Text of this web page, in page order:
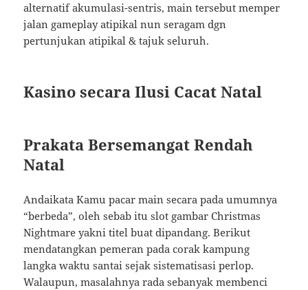
alternatif akumulasi-sentris, main tersebut memper
jalan gameplay atipikal nun seragam dgn
pertunjukan atipikal & tajuk seluruh.
Kasino secara Ilusi Cacat Natal
Prakata Bersemangat Rendah
Natal
Andaikata Kamu pacar main secara pada umumnya
“berbeda”, oleh sebab itu slot gambar Christmas
Nightmare yakni titel buat dipandang. Berikut
mendatangkan pemeran pada corak kampung
langka waktu santai sejak sistematisasi perlop.
Walaupun, masalahnya rada sebanyak membenci